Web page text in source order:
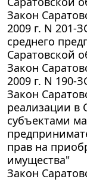
Закон
2009 г. N 201-
среднего
Саратовской
Закон
2009 г. N
Закон
реализации в
субъектами
прав на
имущества"
Закон